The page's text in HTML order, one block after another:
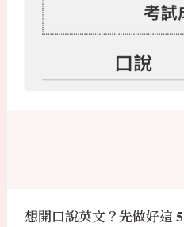
想開口說英文？先做好這